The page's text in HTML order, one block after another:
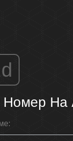
Номер На